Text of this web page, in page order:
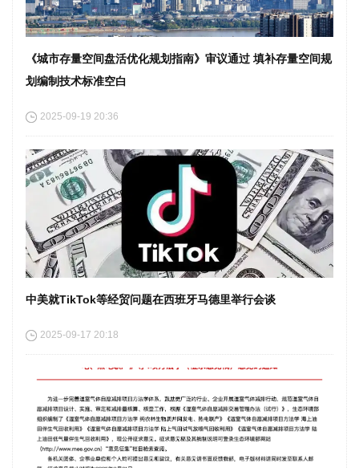
《城市存量空间盘活优化规划指南》审议通过 填补存量空间规
划编制技术标准空白
2025-09-19 20:36
中美就TikTok等经贸问题在西班牙马德里举行会谈
2025-09-17 20:18